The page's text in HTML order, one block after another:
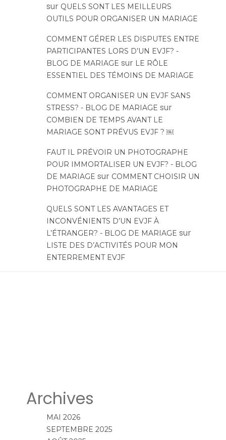
sur QUELS SONT LES MEILLEURS
OUTILS POUR ORGANISER UN MARIAGE
COMMENT GÉRER LES DISPUTES ENTRE
PARTICIPANTES LORS D’UN EVJF? -
BLOG DE MARIAGE sur LE RÔLE
ESSENTIEL DES TÉMOINS DE MARIAGE
COMMENT ORGANISER UN EVJF SANS
STRESS? - BLOG DE MARIAGE sur
COMBIEN DE TEMPS AVANT LE
MARIAGE SONT PRÉVUS EVJF ? ￼
FAUT IL PRÉVOIR UN PHOTOGRAPHE
POUR IMMORTALISER UN EVJF? - BLOG
DE MARIAGE sur COMMENT CHOISIR UN
PHOTOGRAPHE DE MARIAGE
QUELS SONT LES AVANTAGES ET
INCONVÉNIENTS D’UN EVJF À
L’ÉTRANGER? - BLOG DE MARIAGE sur
LISTE DES D’ACTIVITÉS POUR MON
ENTERREMENT EVJF
Archives
MAI 2026
SEPTEMBRE 2025